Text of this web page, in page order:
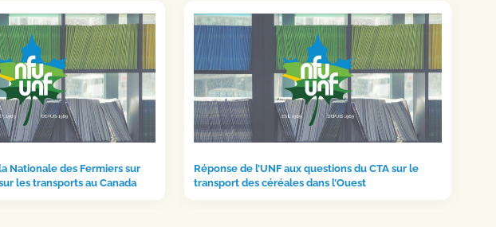
Nationale des Fermiers sur
les transports au Canada
Réponse de l’UNF aux questions du CTA sur le
transport des céréales dans l’Ouest